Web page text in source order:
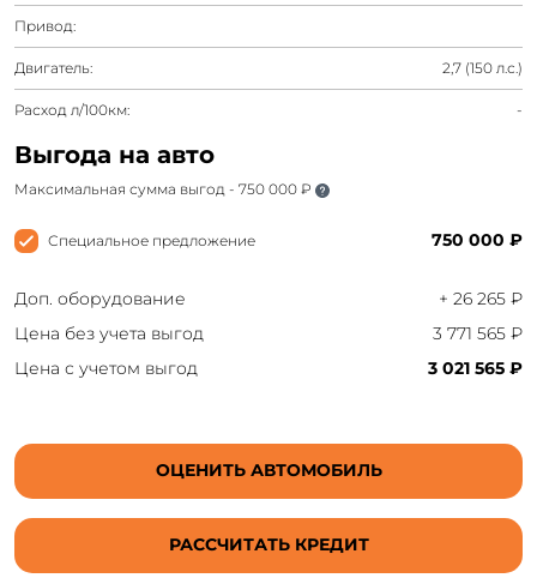
Привод:
Двигатель: 2,7 (150 л.с.)
Расход л/100км: -
Выгода на авто
Максимальная сумма выгод - 750 000 ₽
Специальное предложение 750 000 ₽
Доп. оборудование
+ 26 265 ₽
Цена без учета выгод
3 771 565 ₽
Цена с учетом выгод
3 021 565 ₽
ОЦЕНИТЬ АВТОМОБИЛЬ
РАССЧИТАТЬ КРЕДИТ